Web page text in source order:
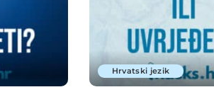
Hrvatski jezik